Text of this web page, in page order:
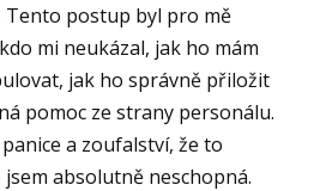
Tento postup byl pro mě
mi neukázal, jak ho mám
jak ho správně přiložit
pomoc ze strany personálu.
a zoufalství, že to
absolutně neschopná.